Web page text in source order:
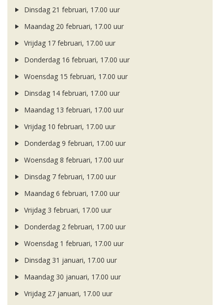
Dinsdag 21 februari, 17.00 uur
Maandag 20 februari, 17.00 uur
Vrijdag 17 februari, 17.00 uur
Donderdag 16 februari, 17.00 uur
Woensdag 15 februari, 17.00 uur
Dinsdag 14 februari, 17.00 uur
Maandag 13 februari, 17.00 uur
Vrijdag 10 februari, 17.00 uur
Donderdag 9 februari, 17.00 uur
Woensdag 8 februari, 17.00 uur
Dinsdag 7 februari, 17.00 uur
Maandag 6 februari, 17.00 uur
Vrijdag 3 februari, 17.00 uur
Donderdag 2 februari, 17.00 uur
Woensdag 1 februari, 17.00 uur
Dinsdag 31 januari, 17.00 uur
Maandag 30 januari, 17.00 uur
Vrijdag 27 januari, 17.00 uur